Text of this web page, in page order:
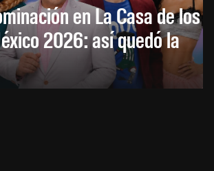
en La Casa de los
2026: así quedó la